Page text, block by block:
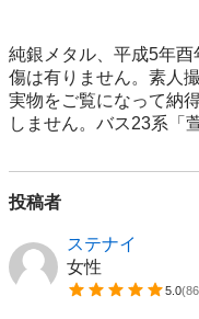
純銀メタル、平成5年酉
傷は有りません。素人
実物をご覧になって納
しません。バス23系「
投稿者
ステナイ
女性
5.0(86